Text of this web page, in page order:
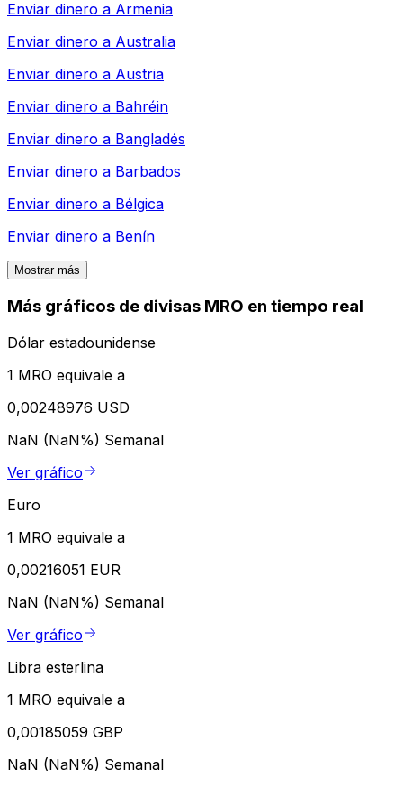
Enviar dinero a Armenia
Enviar dinero a Australia
Enviar dinero a Austria
Enviar dinero a Bahréin
Enviar dinero a Bangladés
Enviar dinero a Barbados
Enviar dinero a Bélgica
Enviar dinero a Benín
Mostrar más
Más gráficos de divisas MRO en tiempo real
Dólar estadounidense
1 MRO equivale a
0,00248976 USD
NaN (NaN%) Semanal
Ver gráfico
Euro
1 MRO equivale a
0,00216051 EUR
NaN (NaN%) Semanal
Ver gráfico
Libra esterlina
1 MRO equivale a
0,00185059 GBP
NaN (NaN%) Semanal